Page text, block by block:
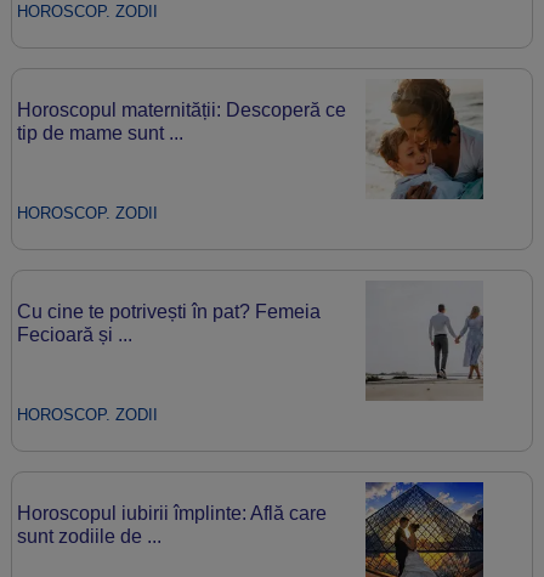
HOROSCOP. ZODII
Horoscopul maternității: Descoperă ce
tip de mame sunt ...
HOROSCOP. ZODII
Cu cine te potrivești în pat? Femeia
Fecioară și ...
HOROSCOP. ZODII
Horoscopul iubirii împlinte: Află care
sunt zodiile de ...